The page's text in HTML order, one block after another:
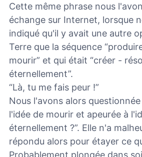
Cette même phrase nous
échange sur Internet, lorsque
indiqué qu'il y avait une autre
Terre que la séquence
mourir” et qui était “créer -
éternellement”.
“Là, tu me fais peur !”
Nous l'avons alors questionnée
l'idée de mourir et apeurée à
éternellement ?”. Elle n'a
répondu alors pour étayer ce
Probablement plongée dans